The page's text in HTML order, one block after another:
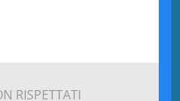
RISPETTATI